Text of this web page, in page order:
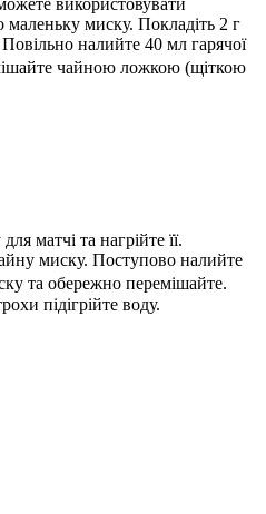
миску. Покладіть 2 г
налийте 40 мл гарячої
чайною ложкою (щіткою
матчі та нагрійте її.
миску. Поступово налийте
та обережно перемішайте.
підігрійте воду.